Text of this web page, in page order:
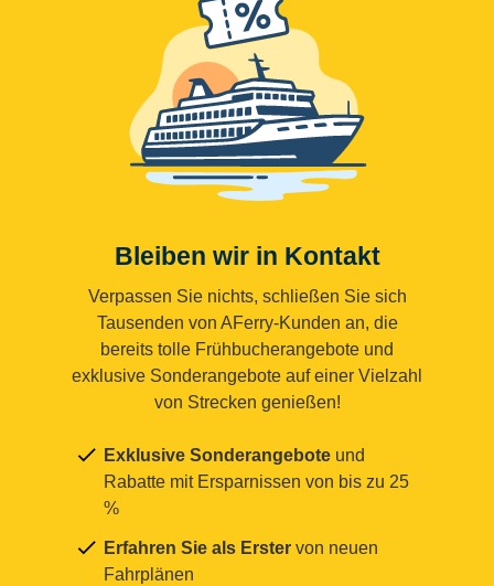
Bleiben wir in Kontakt
Verpassen Sie nichts, schließen Sie sich
Tausenden von AFerry-Kunden an, die
bereits tolle Frühbucherangebote und
exklusive Sonderangebote auf einer Vielzahl
von Strecken genießen!
Exklusive Sonderangebote und
Rabatte mit Ersparnissen von bis zu 25
%
Erfahren Sie als Erster von neuen
Fahrplänen